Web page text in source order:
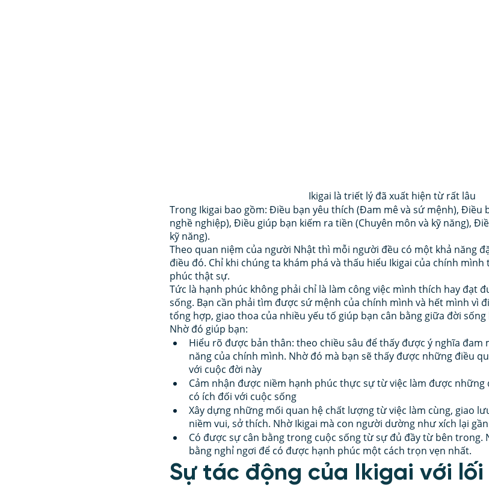
Ikigai là triết lý đã xuất hiện từ rất lâu
Trong Ikigai bao gồm: Điều bạn yêu thích (Đam mê và sứ mệnh), Điều
nghề nghiệp), Điều giúp bạn kiếm ra tiền (Chuyên môn và kỹ năng),
kỹ năng).
Theo quan niệm của người Nhật thì mỗi người đều có một khả năng
điều đó. Chỉ khi chúng ta khám phá và thấu hiểu Ikigai của chính
phúc thật sự.
Tức là hạnh phúc không phải chỉ là làm công việc mình thích hay đạt
sống. Bạn cần phải tìm được sứ mệnh của chính mình và hết mình vì
tổng hợp, giao thoa của nhiều yếu tố giúp bạn cân bằng giữa đời
Nhờ đó giúp bạn:
Hiểu rõ được bản thân: theo chiều sâu để thấy được ý nghĩa đam
năng của chính mình. Nhờ đó mà bạn sẽ thấy được những điều
với cuộc đời này
Cảm nhận được niềm hạnh phúc thực sự từ việc làm được
có ích đối với cuộc sống
Xây dựng những mối quan hệ chất lượng từ việc làm cùng, giao
niềm vui, sở thích. Nhờ Ikigai mà con người dường như xích lại
Có được sự cân bằng trong cuộc sống từ sự đủ đầy từ bên trong.
bằng nghỉ ngơi để có được hạnh phúc một cách trọn vẹn nhất.
Sự tác động của Ikigai với lối